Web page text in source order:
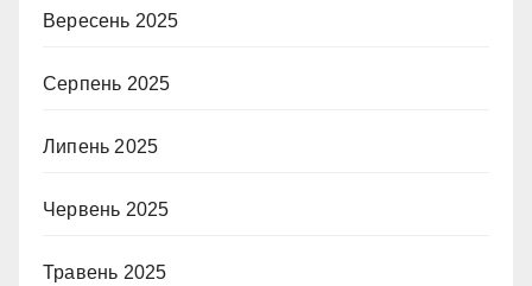
Вересень 2025
Серпень 2025
Липень 2025
Червень 2025
Травень 2025